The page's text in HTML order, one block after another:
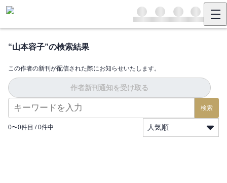
“山本容子”の検索結果
この作者の新刊が配信された際にお知らせいたします。
作者新刊通知を受け取る
検索
0〜0件目 / 0件中 人気順